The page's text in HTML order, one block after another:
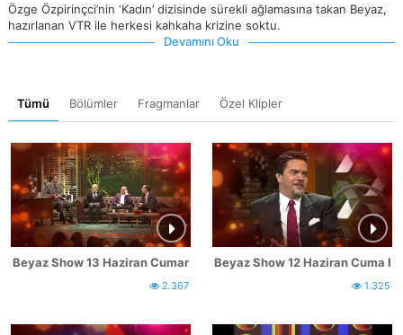
Özge Özpirinçci’nin ‘Kadın’ dizisinde sürekli ağlamasına takan Beyaz,
hazırlanan VTR ile herkesi kahkaha krizine soktu.
Devamını Oku
Tümü Bölümler Fragmanlar Özel Klipler
Beyaz Show 13 Haziran Cumartesi Fragmanı
2.367
Beyaz Show 12 Haziran Cuma
1.325